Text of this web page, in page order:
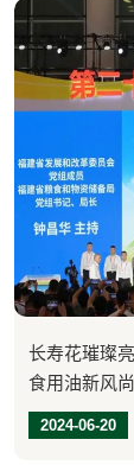
长寿花璀璨
食用油新风尚
2024-06-20